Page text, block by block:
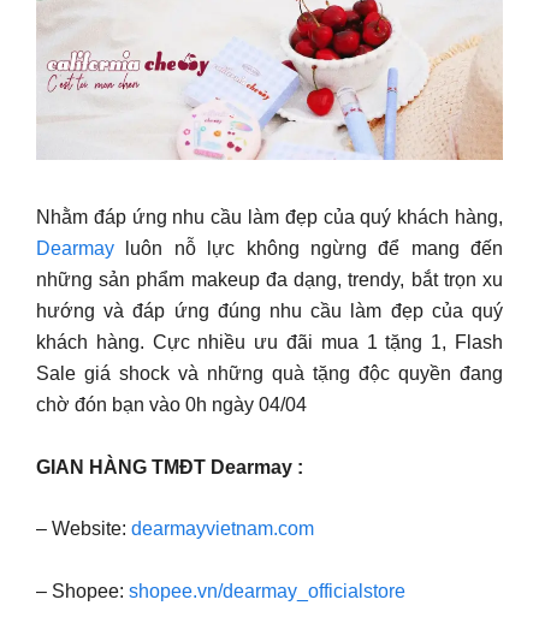
Nhằm đáp ứng nhu cầu làm đẹp của quý khách hàng,
Dearmay luôn nỗ lực không ngừng để mang đến
những sản phẩm makeup đa dạng, trendy, bắt trọn xu
hướng và đáp ứng đúng nhu cầu làm đẹp của quý
khách hàng. Cực nhiều ưu đãi mua 1 tặng 1, Flash
Sale giá shock và những quà tặng độc quyền đang
chờ đón bạn vào 0h ngày 04/04
GIAN HÀNG TMĐT Dearmay :
– Website: dearmayvietnam.com
– Shopee: shopee.vn/dearmay_officialstore